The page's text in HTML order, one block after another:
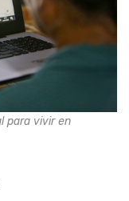
para vivir en